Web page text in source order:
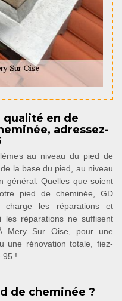
qualité en de
adressez-
au niveau du pied de
la base du pied, au niveau
général. Quelles que soient
pied de cheminée, GD
les réparations et
les réparations ne suffisent
Mery Sur Oise, pour une
une rénovation totale, fiez-
95 !
de cheminée ?